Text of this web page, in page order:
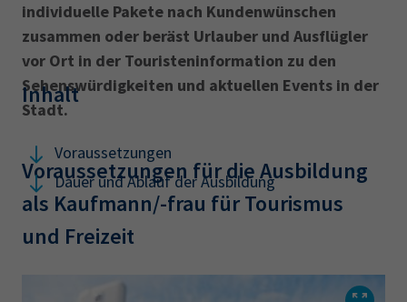
Presse
EN
Magazin Log-in
individuelle Pakete nach Kundenwünschen
zusammen oder beräst Urlauber und Ausflügler
vor Ort in der Touristeninformation zu den
Sehenswürdigkeiten und aktuellen Events in der
Stadt.
Inhalt
Voraussetzungen
Dauer und Ablauf der Ausbildung
Voraussetzungen für die Ausbildung
als Kaufmann/-frau für Tourismus
und Freizeit